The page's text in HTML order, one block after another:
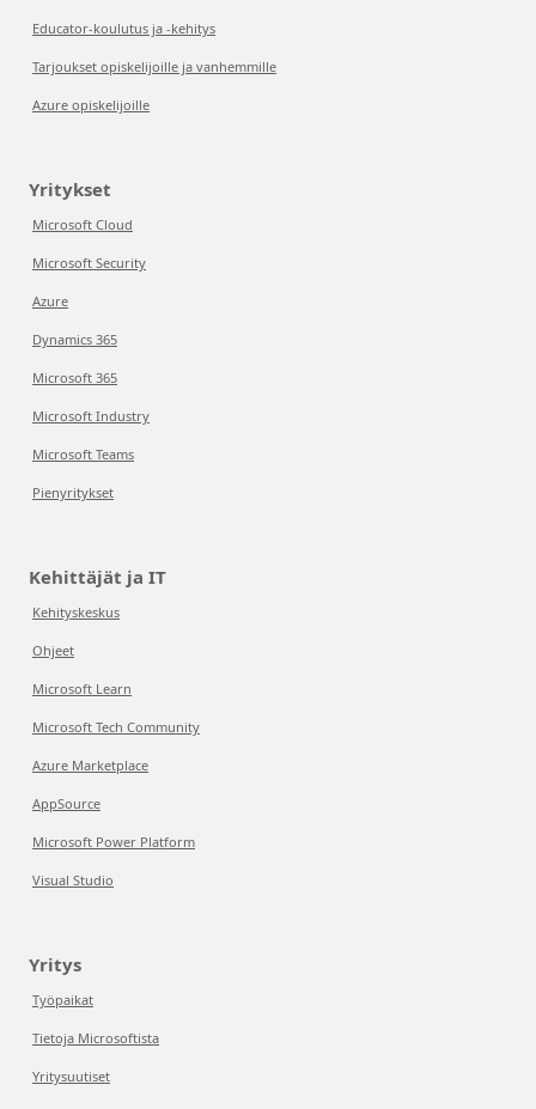
Educator-koulutus ja -kehitys
Tarjoukset opiskelijoille ja vanhemmille
Azure opiskelijoille
Yritykset
Microsoft Cloud
Microsoft Security
Azure
Dynamics 365
Microsoft 365
Microsoft Industry
Microsoft Teams
Pienyritykset
Kehittäjät ja IT
Kehityskeskus
Ohjeet
Microsoft Learn
Microsoft Tech Community
Azure Marketplace
AppSource
Microsoft Power Platform
Visual Studio
Yritys
Työpaikat
Tietoja Microsoftista
Yritysuutiset